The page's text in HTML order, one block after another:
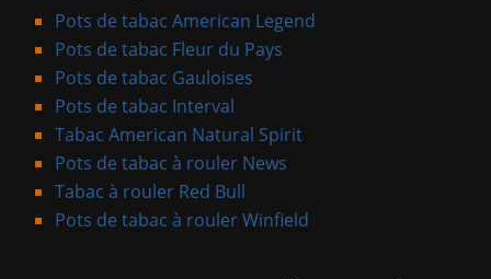
Pots de tabac American Legend
Pots de tabac Fleur du Pays
Pots de tabac Gauloises
Pots de tabac Interval
Tabac American Natural Spirit
Pots de tabac à rouler News
Tabac à rouler Red Bull
Pots de tabac à rouler Winfield